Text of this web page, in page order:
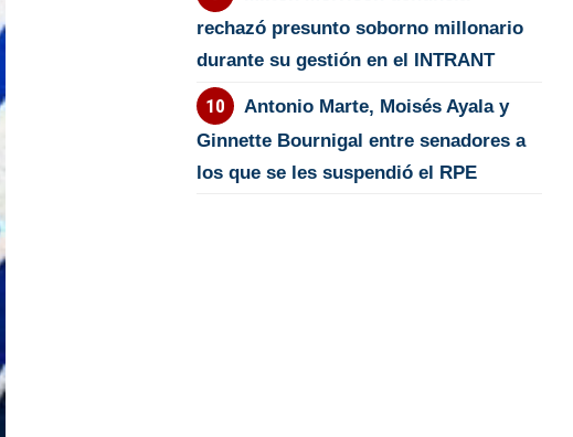
rechazó presunto soborno millonario
durante su gestión en el INTRANT
Antonio Marte, Moisés Ayala y
Ginnette Bournigal entre senadores a
los que se les suspendió el RPE